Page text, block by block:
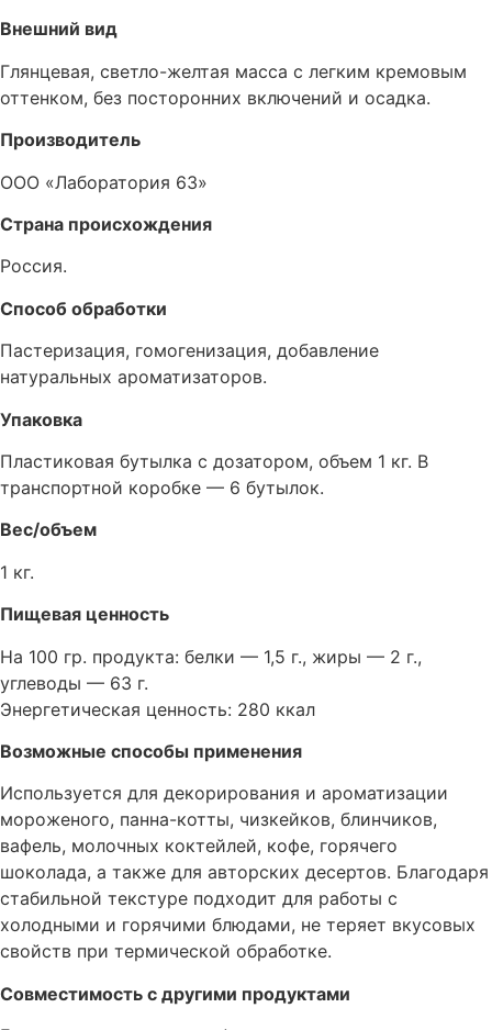
Внешний вид
Глянцевая, светло-желтая масса с легким кремовым
оттенком, без посторонних включений и осадка.
Производитель
ООО «Лаборатория 63»
Страна происхождения
Россия.
Способ обработки
Пастеризация, гомогенизация, добавление
натуральных ароматизаторов.
Упаковка
Пластиковая бутылка с дозатором, объем 1 кг. В
транспортной коробке — 6 бутылок.
Вес/объем
1 кг.
Пищевая ценность
На 100 гр. продукта: белки — 1,5 г., жиры — 2 г.,
углеводы — 63 г.
Энергетическая ценность: 280 ккал
Возможные способы применения
Используется для декорирования и ароматизации
мороженого, панна-котты, чизкейков, блинчиков,
вафель, молочных коктейлей, кофе, горячего
шоколада, а также для авторских десертов. Благодаря
стабильной текстуре подходит для работы с
холодными и горячими блюдами, не теряет вкусовых
свойств при термической обработке.
Совместимость с другими продуктами